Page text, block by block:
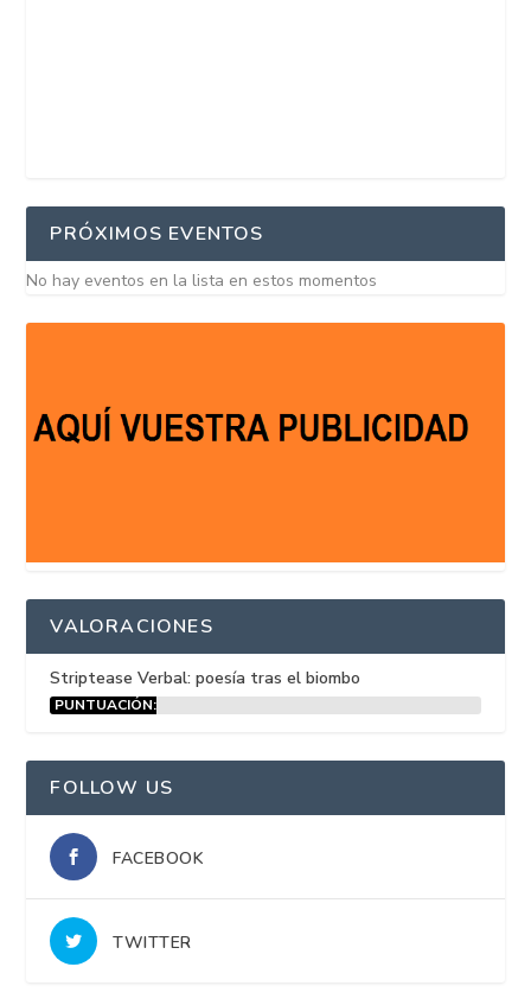
PRÓXIMOS EVENTOS
No hay eventos en la lista en estos momentos
VALORACIONES
Striptease Verbal: poesía tras el biombo
PUNTUACIÓN:
FOLLOW US
FACEBOOK
TWITTER